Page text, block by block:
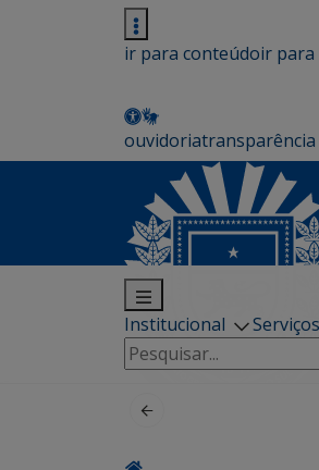
ir para conteúdoir para
ouvidoriatransparência
Institucional Serviços
Pesquisar
por: